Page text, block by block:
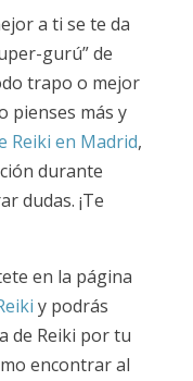
a ti se te da
gurú” de
trapo o mejor
pienses más y
Reiki en Madrid,
durante
dudas. ¡Te
en la página
y podrás
de Reiki por tu
encontrar al